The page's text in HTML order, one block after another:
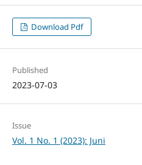
Download Pdf
Published
2023-07-03
Issue
Vol. 1 No. 1 (2023): Juni